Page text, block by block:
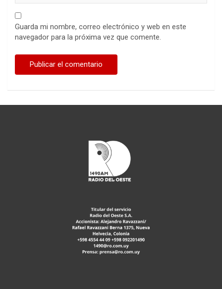
Guarda mi nombre, correo electrónico y web en este
navegador para la próxima vez que comente.